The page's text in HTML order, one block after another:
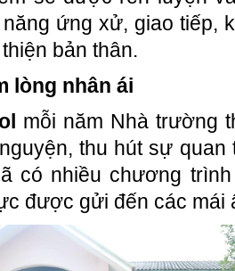
ứng xử, giao tiếp,
bản thân.
lòng nhân ái
mỗi năm Nhà trường
thu hút sự
có nhiều chương
được gửi đến các